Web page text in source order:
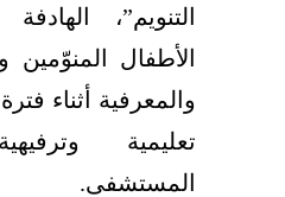
التنويم”،
الأطفال
والمعرفية أثناء
تعليمية
المستشفى.